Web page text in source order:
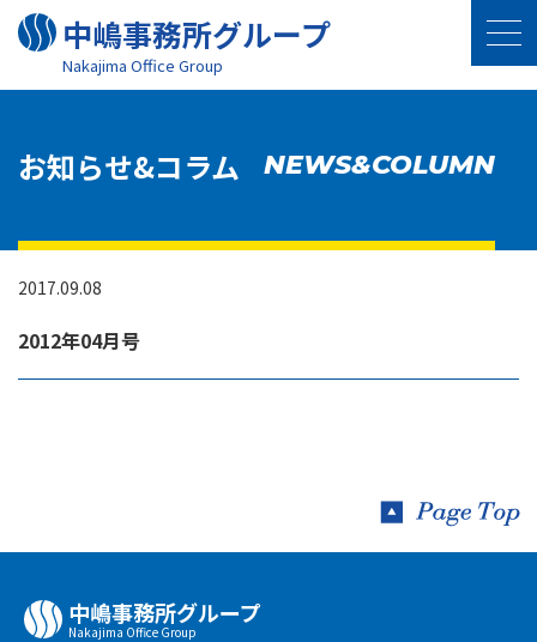
中嶋事務所グループ
Nakajima Oﬃce Group
お知らせ&コラム NEWS&COLUMN
2017.09.08
2012年04月号
中嶋事務所グループ
Nakajima Oﬃce Group